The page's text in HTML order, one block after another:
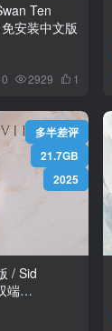
Ten
Days of the Citys Fall v20260713 免安装中文版
0 2929 1
多半差评
21.7GB
2025
/ Sid
端